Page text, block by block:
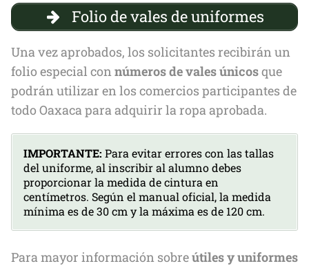
Folio de vales de uniformes
Una vez aprobados, los solicitantes recibirán un
folio especial con números de vales únicosque
podrán utilizar en los comercios participantes de
todo Oaxaca para adquirir la ropa aprobada.
IMPORTANTE: Para evitar errores con las tallas
del uniforme, al inscribir al alumno debes
proporcionar la medida de cintura en
centímetros. Según el manual oficial, la medida
mínima es de 30 cm y la máxima es de 120 cm.
Para mayor información sobreútiles y uniformes